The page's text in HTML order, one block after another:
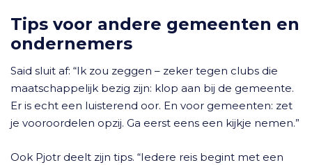
Tips voor andere gemeenten en
ondernemers
Said sluit af: “Ik zou zeggen – zeker tegen clubs die
maatschappelijk bezig zijn: klop aan bij de gemeente.
Er is echt een luisterend oor. En voor gemeenten: zet
je vooroordelen opzij. Ga eerst eens een kijkje nemen.”
Ook Pjotr deelt zijn tips. “Iedere reis begint met een